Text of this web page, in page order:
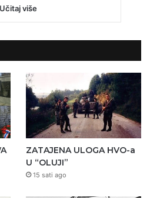
Učitaj više
ZATAJENA ULOGA HVO-a
U “OLUJI”
15 sati ago